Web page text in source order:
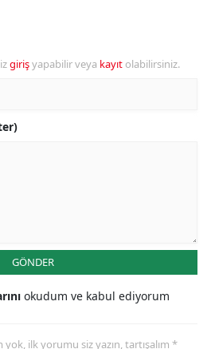
girişyapabilir veya kayıt olabilirsiniz.
GÖNDER
okudum ve kabul ediyorum
ilk yorumu siz yazın, tartışalım *